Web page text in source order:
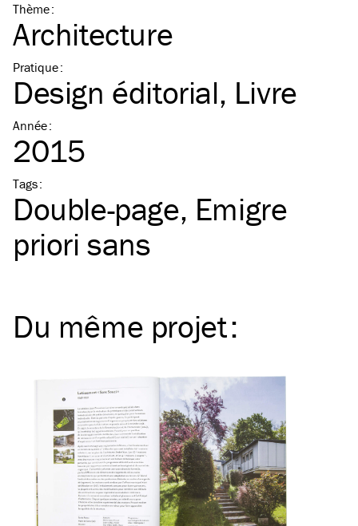
Thème:
Architecture
Pratique:
Design éditorial Livre
Année:
2015
Tags:
Double-page Emigre
priori sans
Du même projet: